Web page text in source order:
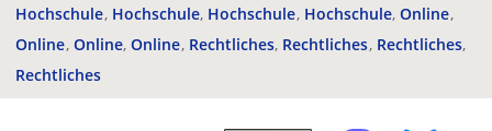
Hochschule Hochschule Hochschule Hochschule Online
Online Online Online Rechtliches Rechtliches Rechtliches
Rechtliches